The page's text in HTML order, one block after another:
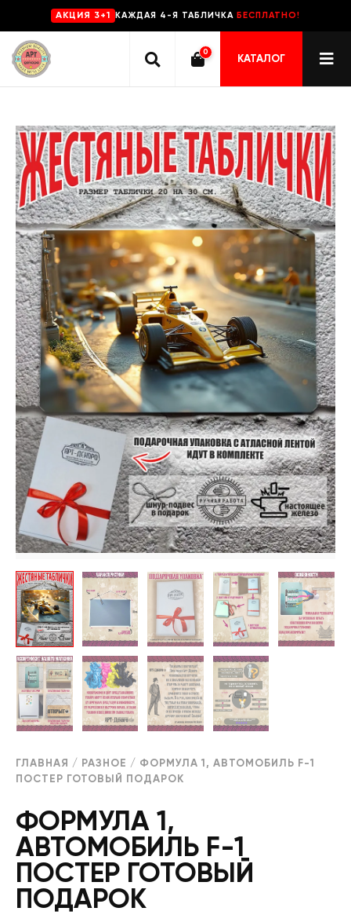
AKЦИЯ 3+1 КАЖДАЯ 4-Я ТАБЛИЧКА БЕСПЛАТНО!
0
КАТАЛОГ
ГЛАВНАЯ / РАЗНОЕ / ФОРМУЛА 1, АВТОМОБИЛЬ F-1
ПОСТЕР ГОТОВЫЙ ПОДАРОК
ФОРМУЛА 1,
АВТОМОБИЛЬ F-1
ПОСТЕР ГОТОВЫЙ
ПОДАРОК